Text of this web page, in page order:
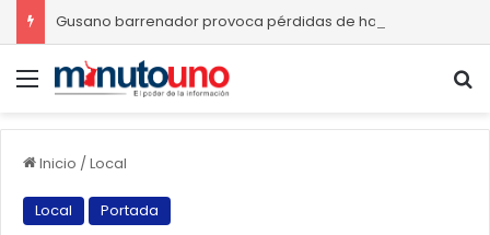
Menú
Inicio /Local
Local Portada